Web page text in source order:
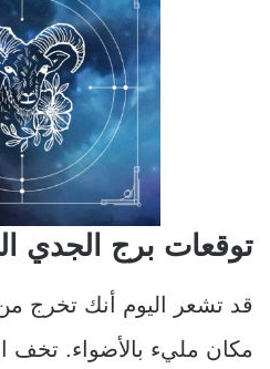
توقعات برج الجدي
قد تشعر اليوم أنك تخرج
مكان مليء بالأضواء. تخف